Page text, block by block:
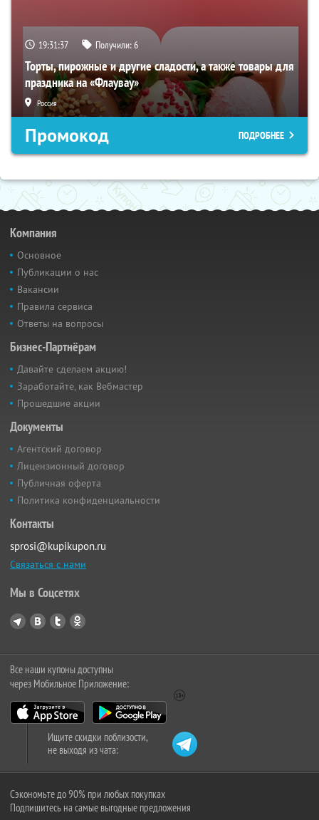
19:31:36 Получили:6
Торты, пирожные и другие сладости, а также товары для
праздника на «Флаувау»
Россия
Промокод ПОДРОБНЕЕ
Компания
Основное
Публикации о нас
Вакансии
Правила сервиса
Ответы на вопросы
Бизнес-Партнёрам
Давайте сделаем акцию!
Заработайте, как Вебмастер
Прошедшие акции
Документы
Агентский договор
Лицензионный договор
Публичная оферта
Политика конфиденциальности
Контакты
sprosi@kupikupon.ru
Связаться с нами
Мы в Соцсетях
Все наши купоны доступны
через Мобильное Приложение:
Ищите скидки поблизости,
не выходя из чата:
Сэкономьте до 90% при любых покупках
Подпишитесь на самые выгодные предложения